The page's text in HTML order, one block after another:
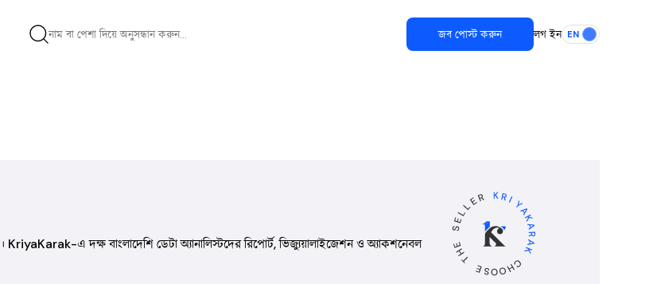
জব পোস্ট করুন লগ ইন EN
KriyaKarak-এ দক্ষ বাংলাদেশি ডেটা অ্যানালিস্টদের রিপোর্ট, ভিজ্যুয়ালাইজেশন ও অ্যাকশনেবল